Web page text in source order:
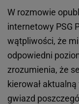
W rozmowie
internetowy PSG
wątpliwości, że
odpowiedni
zrozumienia, że
kierował
gwiazd